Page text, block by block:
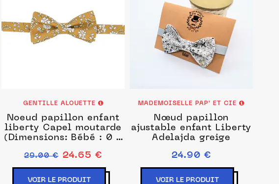
GENTILLE ALOUETTE
Noeud papillon enfant
liberty Capel moutarde
(Dimensions: Bébé : 0 -
29.00 € 24.65 €
VOIR LE PRODUIT
MADEMOISELLE PAP' ET CIE
Nœud papillon
ajustable enfant Liberty
Adelajda greige
24.90 €
VOIR LE PRODUIT